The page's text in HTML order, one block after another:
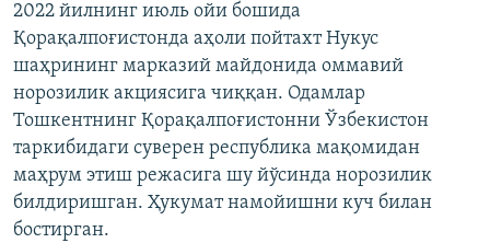
2022 йилнинг июль ойи бошида
Қорақалпоғистонда аҳоли пойтахт Нукус
шаҳрининг марказий майдонида оммавий
норозилик акциясига чиққан. Одамлар
Тошкентнинг Қорақалпоғистонни Ўзбекистон
таркибидаги суверен республика мақомидан
маҳрум этиш режасига шу йўсинда норозилик
билдиришган. Ҳукумат намойишни куч билан
бостирган.